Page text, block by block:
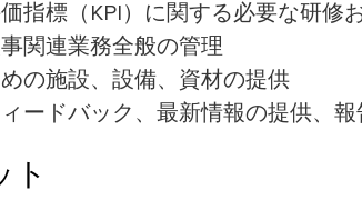
指標（KPI）に関する必要な研修
関連業務全般の管理
の施設、設備、資材の提供
ードバック、最新情報の提供、報
ト